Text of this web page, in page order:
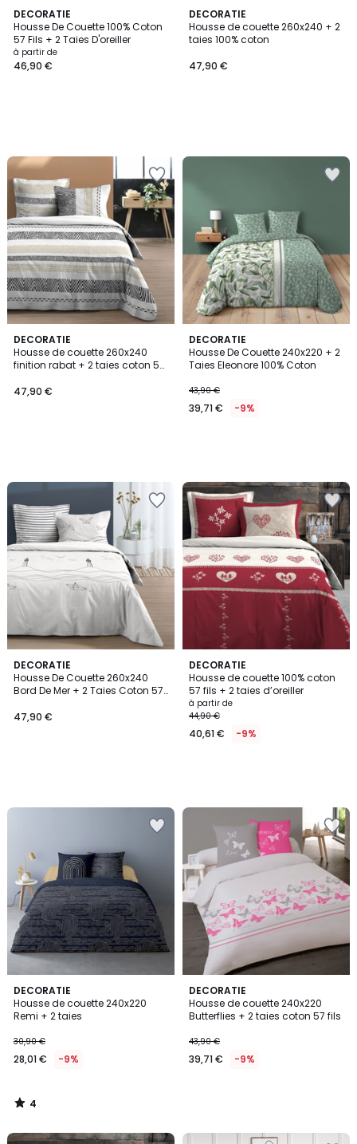
DECORATIE
Housse De Couette 100% Coton
57 Fils + 2 Taies D'oreiller
à partir de
46,90 €
DECORATIE
Housse de couette 260x240 + 2
taies 100% coton
47,90 €
DECORATIE
Housse de couette 260x240
finition rabat + 2 taies coton 57
47,90 €
DECORATIE
Housse De Couette 240x220 + 2
Taies Eleonore 100% Coton
43,90 €
39,71 € -9%
DECORATIE
Housse De Couette 260x240
Bord De Mer + 2 Taies Coton 57
47,90 €
DECORATIE
Housse de couette 100% coton
57 fils + 2 taies d’oreiller
à partir de
44,90 €
40,61 € -9%
DECORATIE
Housse de couette 240x220
Remi + 2 taies
30,90 €
28,01 € -9%
4
/
5
4
/
DECORATIE
Housse de couette 240x220
Butterflies + 2 taies coton 57 fils
43,90 €
39,71 € -9%